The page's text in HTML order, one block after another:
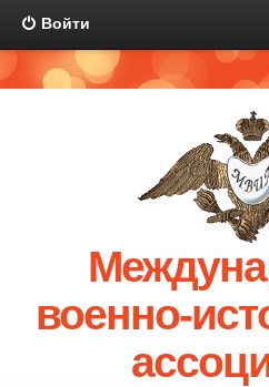
Войти
военно-